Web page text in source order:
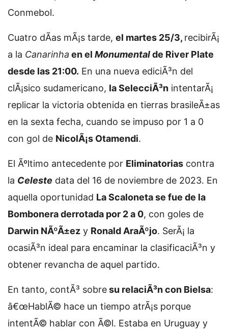
Conmebol.
Cuatro dÃ­as mÃ¡s tarde, el martes 25/3, recibirÃ¡
a la Canarinha en el Monumentalde River Plate
desde las 21:00. En una nueva ediciÃ³n del
clÃ¡sico sudamericano, la SelecciÃ³n intentarÃ¡
replicar la victoria obtenida en tierras brasileÃ±as
en la sexta fecha, cuando se impuso por 1 a 0
con gol de NicolÃ¡s Otamendi.
El Ãºltimo antecedente por Eliminatorias contra
la Celeste data del 16 de noviembre de 2023. En
aquella oportunidad La Scaloneta se fue de la
Bombonera derrotada por 2 a 0, con goles de
Darwin NÃºÃ±ez y Ronald AraÃºjo. SerÃ¡ la
ocasiÃ³n ideal para encaminar la clasificaciÃ³n y
obtener revancha de aquel partido.
En tanto, contÃ³ sobresu relaciÃ³n con Bielsa:
â€œHablÃ© hace un tiempo atrÃ¡s porque
intentÃ© hablar con Ã©l. Estaba en Uruguay y